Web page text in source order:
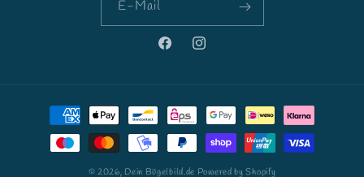
E-Mail
FacebookInstagram
Zahlungsmethoden
© 2026, Dein Bügelbild.de Powered by Shopify